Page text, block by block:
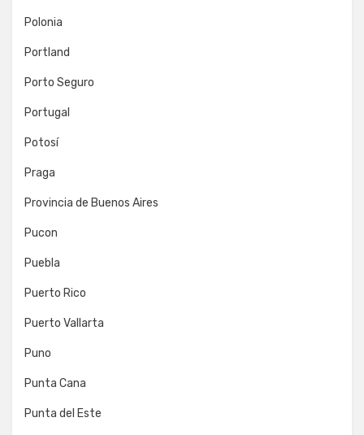
Polonia
Portland
Porto Seguro
Portugal
Potosí
Praga
Provincia de Buenos Aires
Pucon
Puebla
Puerto Rico
Puerto Vallarta
Puno
Punta Cana
Punta del Este